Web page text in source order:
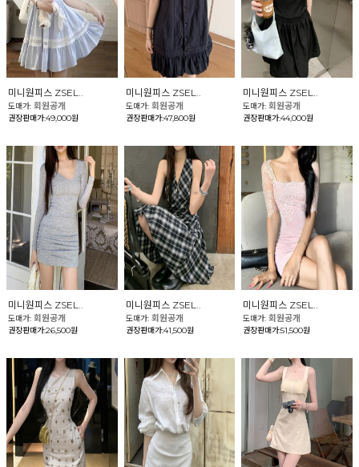
미니원피스 ZSEL..
도매가: 회원공개
권장판매가:49,000원
미니원피스 ZSEL..
도매가: 회원공개
권장판매가:47,800원
미니원피스 ZSEL..
도매가:회원공개
권장판매가:44,000원
미니원피스 ZSEL..
도매가: 회원공개
권장판매가:26,500원
미니원피스 ZSEL..
도매가: 회원공개
권장판매가:41,500원
미니원피스 ZSEL..
도매가:회원공개
권장판매가:51,500원